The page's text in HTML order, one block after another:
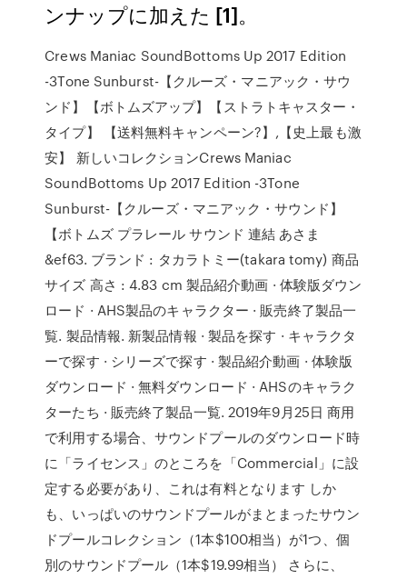
ンナップに加えた [1]。
Crews Maniac SoundBottoms Up 2017 Edition
-3Tone Sunburst-【クルーズ・マニアック・サウ
ンド】【ボトムズアップ】【ストラトキャスター・
タイプ】 【送料無料キャンペーン?】,【史上最も激
安】 新しいコレクションCrews Maniac
SoundBottoms Up 2017 Edition -3Tone
Sunburst-【クルーズ・マニアック・サウンド】
【ボトムズ プラレール サウンド 連結 あさま
&ef63. ブランド : タカラトミー(takara tomy) 商品
サイズ 高さ : 4.83 cm 製品紹介動画 · 体験版ダウン
ロード · AHS製品のキャラクター · 販売終了製品一
覧. 製品情報. 新製品情報 · 製品を探す · キャラクタ
ーで探す · シリーズで探す · 製品紹介動画 · 体験版
ダウンロード · 無料ダウンロード · AHSのキャラク
ターたち · 販売終了製品一覧. 2019年9月25日 商用
で利用する場合、サウンドプールのダウンロード時
に「ライセンス」のところを「Commercial」に設
定する必要があり、これは有料となります しか
も、いっぱいのサウンドプールがまとまったサウン
ドプールコレクション（1本$100相当）が1つ、個
別のサウンドプール（1本$19.99相当） さらに、